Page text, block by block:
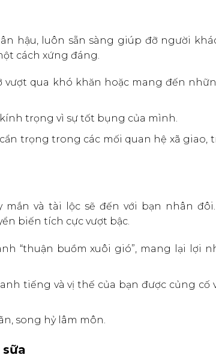
hậu, luôn sẵn sàng giúp đỡ người
cách xứng đáng.
vượt qua khó khăn hoặc mang đến
trọng vì sự tốt bụng của mình.
trọng trong các mối quan hệ xã giao,
và tài lộc sẽ đến với bạn nhân
biến tích cực vượt bậc.
“thuận buồm xuôi gió”, mang lại lợi
tiếng và vị thế của bạn được củng cố
song hỷ lâm môn.